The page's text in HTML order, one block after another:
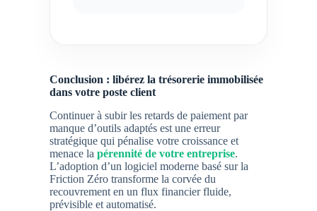
Conclusion : libérez la trésorerie immobilisée
dans votre poste client
Continuer à subir les retards de paiement par
manque d’outils adaptés est une erreur
stratégique qui pénalise votre croissance et
menace la pérennité de votre entreprise.
L’adoption d’un logiciel moderne basé sur la
Friction Zéro transforme la corvée du
recouvrement en un flux financier fluide,
prévisible et automatisé.